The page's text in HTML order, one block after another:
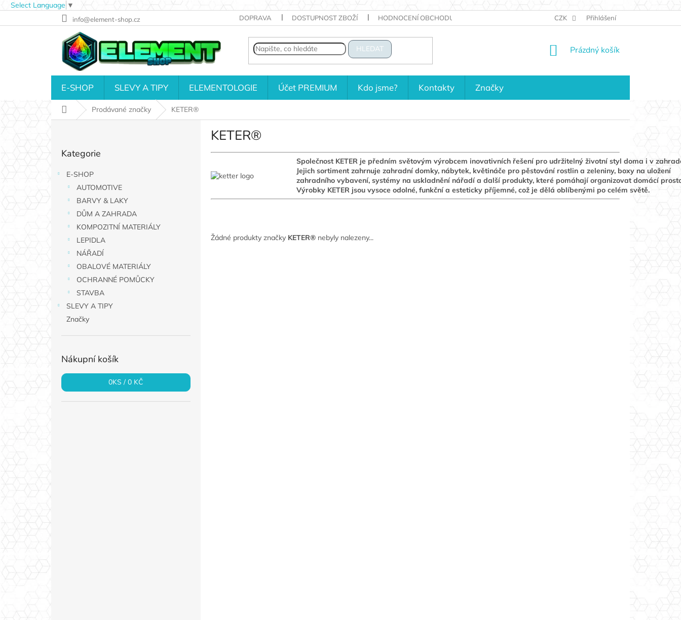
Select Language ▼
na
info@element-shop.cz DOPRAVA DOSTUPNOST ZBOŽÍ HODNOCENÍ OBCHODU KONTAKTY KDO JSME?
CZK Přihlášení
HLEDAT
NÁKUPNÍ
Prázdný košík
E-SHOP SLEVY A TIPY ELEMENTOLOGIE Účet PREMIUM Kdo jsme? Kontakty Značky
Domů Prodávané značky KETER®
P
r
p
kategorie
Kategorie
E-SHOP
AUTOMOTIVE
BARVY & LAKY
DŮM A ZAHRADA
KOMPOZITNÍ MATERIÁLY
LEPIDLA
NÁŘADÍ
OBALOVÉ MATERIÁLY
OCHRANNÉ POMŮCKY
STAVBA
SLEVY A TIPY
Značky
Nákupní košík
0KS /0 KČ
KETER®
Společnost KETER je předním světovým výrobcem inovativních řešení pro udržitelný životní styl doma i v
Jejich sortiment zahrnuje zahradní domky, nábytek, květináče pro pěstování rostlin a zeleniny, boxy na uložení
zahradního vybavení, systémy na uskladnění nářadí a další produkty, které pomáhají organizovat domácí
Výrobky KETER jsou vysoce odolné, funkční a esteticky příjemné, což je dělá oblíbenými po celém světě.
Žádné produkty značky KETER®nebyly nalezeny...